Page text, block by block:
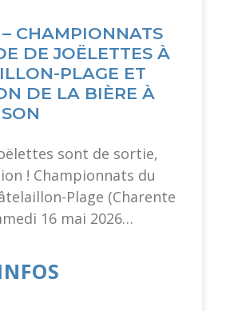
CHAMPIONNATS
DE JOËLETTES À
PLAGE ET
DE LA BIÈRE À
sont de sortie,
! Championnats du
Plage (Charente
16 mai 2026…